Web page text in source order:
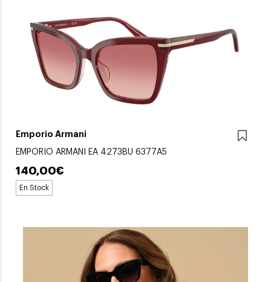
Emporio Armani
EMPORIO ARMANI EA 4273BU 6377A5
140,00€
En Stock